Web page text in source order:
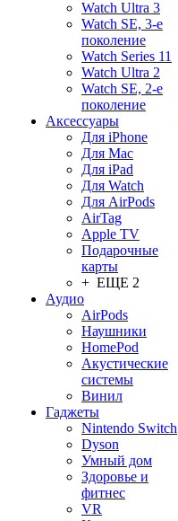
Watch Ultra 3
Watch SE, 3-е
поколение
Watch Series 11
Watch Ultra 2
Watch SE, 2-е
поколение
Аксессуары
Для iPhone
Для Mac
Для iPad
Для Watch
Для AirPods
AirTag
Apple TV
Подарочные
карты
+ ЕЩЕ 2
Аудио
AirPods
Наушники
HomePod
Акустические
системы
Винил
Гаджеты
Nintendo Switch
Dyson
Умный дом
Здоровье и
фитнес
VR